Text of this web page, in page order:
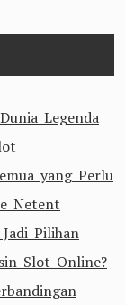
Legenda
yang Perlu
Netent
Pilihan
Slot Online?